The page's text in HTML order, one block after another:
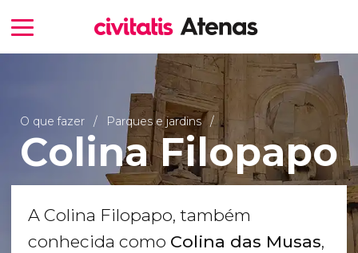
O que fazer Parques e jardins
Colina Filopapo
A Colina Filopapo, também
conhecida como Colina das Musas,